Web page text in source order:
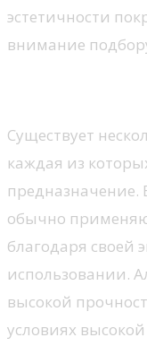
эстетичности
внимание
Существует
каждая из
предназначение.
обычно
благодаря своей
использовании.
высокой
условиях